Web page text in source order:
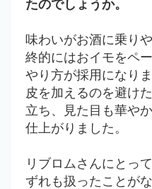
たのでしょうか。
味わいがお酒に乗り
終的にはおイモをペ
やり方が採用になり
皮を加えるのを避け
立ち、見た目も華や
仕上がりました。
リブロムさんにとっ
ずれも扱ったことが